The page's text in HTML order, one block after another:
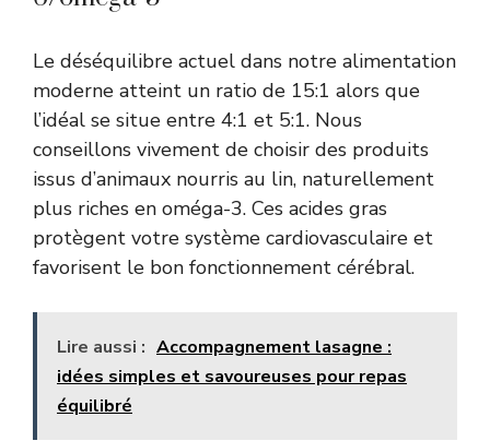
Le déséquilibre actuel dans notre alimentation
moderne atteint un ratio de 15:1 alors que
l’idéal se situe entre 4:1 et 5:1. Nous
conseillons vivement de choisir des produits
issus d’animaux nourris au lin, naturellement
plus riches en oméga-3. Ces acides gras
protègent votre système cardiovasculaire et
favorisent le bon fonctionnement cérébral.
Lire aussi : Accompagnement lasagne :
idées simples et savoureuses pour repas
équilibré